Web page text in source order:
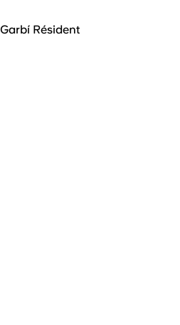
Garbí Résident